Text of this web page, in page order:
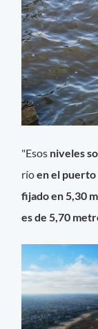
"Esos niveles
ríoen el
fijado en 5,30
es de 5,70